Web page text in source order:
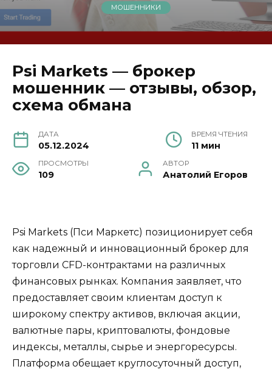
МОШЕННИКИ
Psi Markets — брокер
мошенник — отзывы, обзор,
схема обмана
ДАТА
05.12.2024
ВРЕМЯ ЧТЕНИЯ
11 мин
ПРОСМОТРЫ
109
АВТОР
Анатолий Егоров
Psi Markets (Пси Маркетс) позиционирует себя
как надежный и инновационный брокер для
торговли CFD-контрактами на различных
финансовых рынках. Компания заявляет, что
предоставляет своим клиентам доступ к
широкому спектру активов, включая акции,
валютные пары, криптовалюты, фондовые
индексы, металлы, сырье и энергоресурсы.
Платформа обещает круглосуточный доступ,